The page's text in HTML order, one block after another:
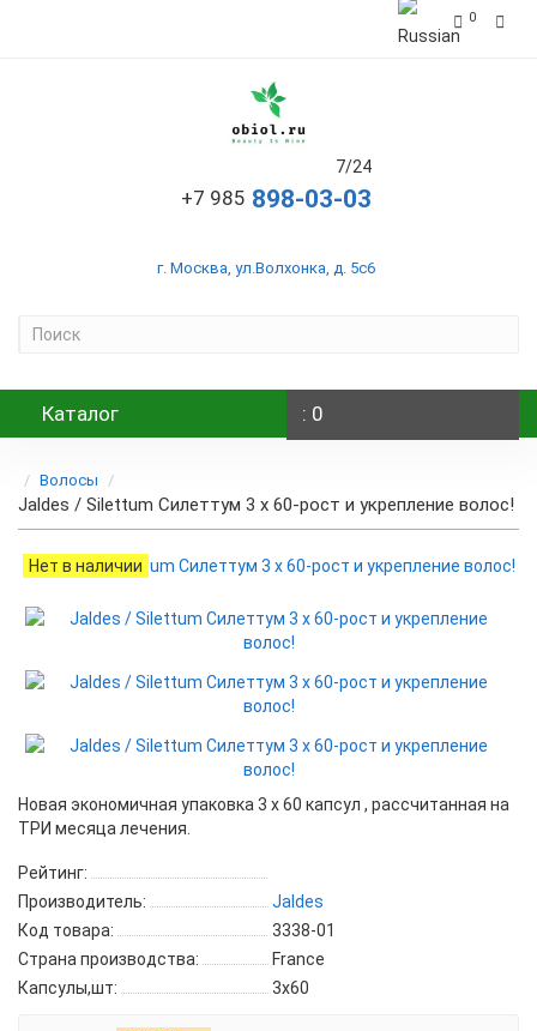
0
7/24
+7 985
г. Москва, ул.Волхонка, д. 5с6
Каталог : 0
Волосы
Jaldes / Silettum Силеттум 3 x 60-рост и укрепление волос!
Нет в наличии
Новая экономичная упаковка 3 x 60 капсул , рассчитанная на
ТРИ месяца лечения.
Рейтинг:
Производитель:
Jaldes
Код товара:
3338-01
Страна производства:
France
Капсулы,шт:
3x60